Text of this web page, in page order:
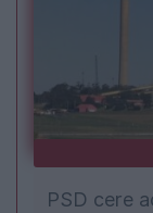
PSD cere